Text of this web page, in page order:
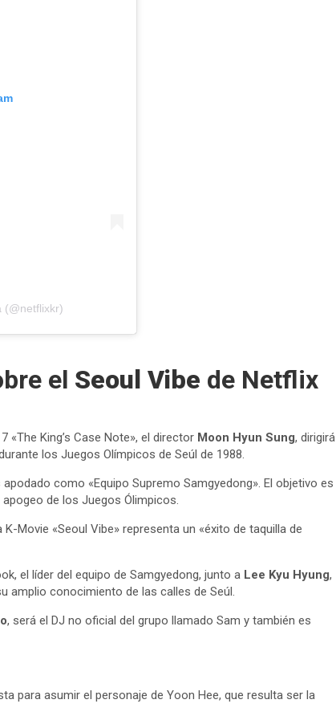
(@netflixkr)
el Seoul Vibe de Netflix
«The King’s Case Note», el director Moon Hyun Sung, dirigirá
los Juegos Olímpicos de Seúl de 1988.
como «Equipo Supremo Samgyedong». El objetivo es
de los Juegos Ólimpicos.
Movie «Seoul Vibe» representa un «éxito de taquilla de
el líder del equipo de Samgyedong, junto a Lee Kyu Hyung,
amplio conocimiento de las calles de Seúl.
, será el DJ no oficial del grupo llamado Sam y también es
para asumir el personaje de Yoon Hee, que resulta ser la